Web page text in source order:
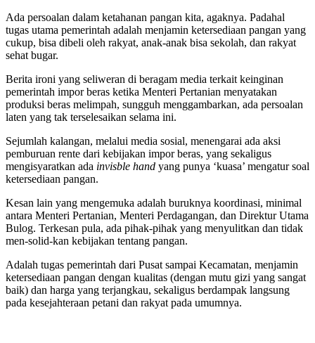
Ada persoalan dalam ketahanan pangan kita, agaknya. Padahal
tugas utama pemerintah adalah menjamin ketersediaan pangan yang
cukup, bisa dibeli oleh rakyat, anak-anak bisa sekolah, dan rakyat
sehat bugar.
Berita ironi yang seliweran di beragam media terkait keinginan
pemerintah impor beras ketika Menteri Pertanian menyatakan
produksi beras melimpah, sungguh menggambarkan, ada persoalan
laten yang tak terselesaikan selama ini.
Sejumlah kalangan, melalui media sosial, menengarai ada aksi
pemburuan rente dari kebijakan impor beras, yang sekaligus
mengisyaratkan ada invisble hand yang punya ‘kuasa’ mengatur soal
ketersediaan pangan.
Kesan lain yang mengemuka adalah buruknya koordinasi, minimal
antara Menteri Pertanian, Menteri Perdagangan, dan Direktur Utama
Bulog. Terkesan pula, ada pihak-pihak yang menyulitkan dan tidak
men-solid-kan kebijakan tentang pangan.
Adalah tugas pemerintah dari Pusat sampai Kecamatan, menjamin
ketersediaan pangan dengan kualitas (dengan mutu gizi yang sangat
baik) dan harga yang terjangkau, sekaligus berdampak langsung
pada kesejahteraan petani dan rakyat pada umumnya.